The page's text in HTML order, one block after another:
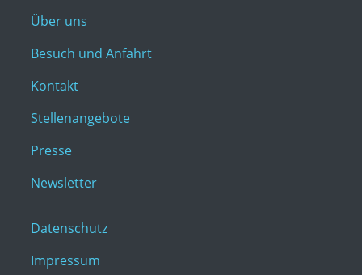
Über uns
Besuch und Anfahrt
Kontakt
Stellenangebote
Presse
Newsletter
Datenschutz
Impressum